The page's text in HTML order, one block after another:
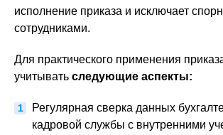
исполнение приказа и исключает
сотрудниками.
Для практического применения
учитывать следующие аспекты:
Регулярная сверка данных
кадровой службы с внутренними